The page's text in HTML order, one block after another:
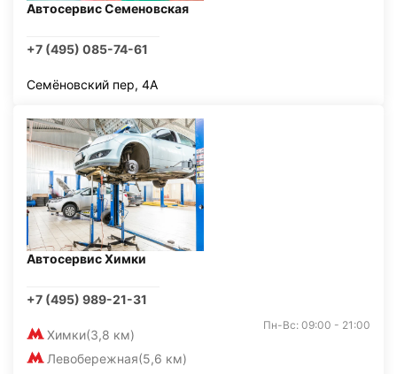
Автосервис Семеновская
+7 (495) 085-74-61
Семёновский пер, 4А
Автосервис Химки
+7 (495) 989-21-31
Химки(3,8 км)
Левобережная(5,6 км)
Пн-Вс: 09:00 - 21:00